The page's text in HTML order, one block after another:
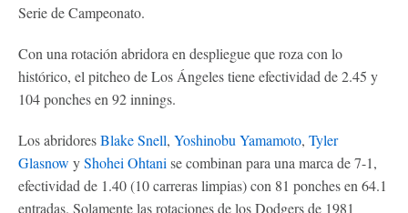
Serie de Campeonato.
Con una rotación abridora en despliegue que roza con lo
histórico, el pitcheo de Los Ángeles tiene efectividad de 2.45 y
104 ponches en 92 innings.
Los abridoresBlake Snell, Yoshinobu Yamamoto, Tyler
Glasnow yShohei Ohtani se combinan para una marca de 7-1,
efectividad de 1.40 (10 carreras limpias) con 81 ponches en 64.1
entradas. Solamente las rotaciones de los Dodgers de 1981